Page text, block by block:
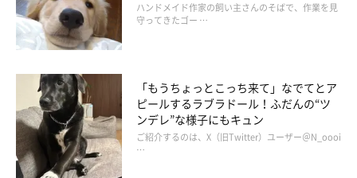
ハンドメイド作家の飼い主さんのそばで、作業を見
守ってきたゴー …
「もうちょっとこっち来て」なでてとア
ピールするラブラドール！ふだんの“ツ
ンデレ”な様子にもキュン
ご紹介するのは、X（旧Twitter）ユーザー＠N_oooi
…